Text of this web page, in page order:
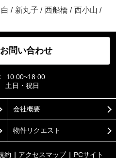
/ 新丸子 / 西船橋 / 西小山 /
問い合わせ
10:00~18:00
土日・祝日
会社概要
物件リクエスト
約 アクセスマップ PCサイト